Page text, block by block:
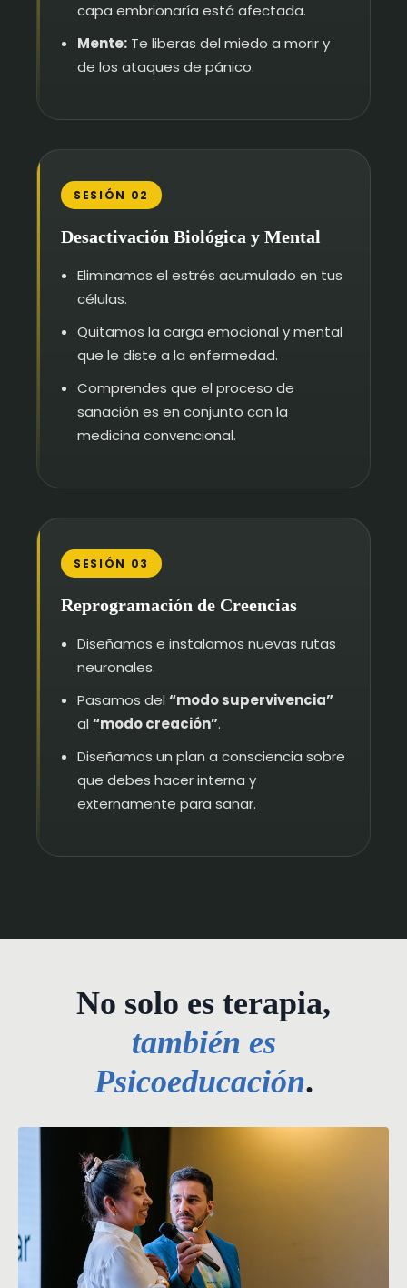
capa embrionaría está afectada.
Mente: Te liberas del miedo a morir y
de los ataques de pánico.
SESIÓN 02
Desactivación Biológica y Mental
Eliminamos el estrés acumulado en tus
células.
Quitamos la carga emocional y mental
que le diste a la enfermedad.
Comprendes que el proceso de
sanación es en conjunto con la
medicina convencional.
SESIÓN 03
Reprogramación de Creencias
Diseñamos e instalamos nuevas rutas
neuronales.
Pasamos del “modo supervivencia”
al “modo creación”.
Diseñamos un plan a consciencia sobre
que debes hacer interna y
externamente para sanar.
No solo es terapia,
también es
Psicoeducación.